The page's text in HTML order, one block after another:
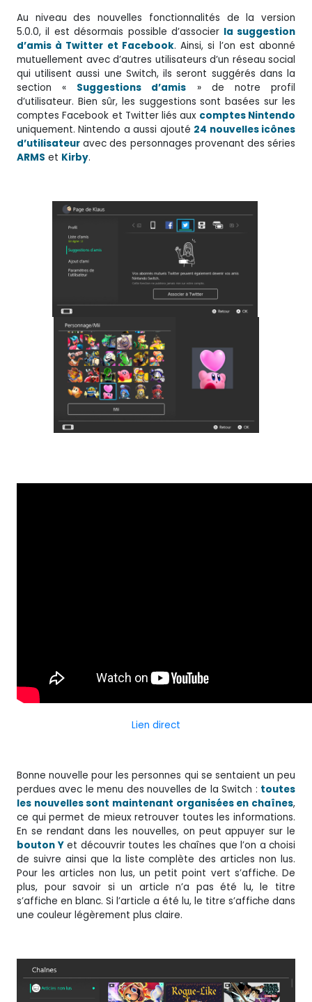
Au niveau des nouvelles fonctionnalités de la version
5.0.0, il est désormais possible d’associer la suggestion
d’amis à Twitter et Facebook. Ainsi, si l’on est abonné
mutuellement avec d’autres utilisateurs d’un réseau social
qui utilisent aussi une Switch, ils seront suggérés dans la
section « Suggestions d’amis » de notre profil
d’utilisateur. Bien sûr, les suggestions sont basées sur les
comptes Facebook et Twitter liés aux comptes Nintendo
uniquement. Nintendo a aussi ajouté 24 nouvelles icônes
d’utilisateur avec des personnages provenant des séries
ARMS et Kirby.
Lien direct
Bonne nouvelle pour les personnes qui se sentaient un peu
perdues avec le menu des nouvelles de la Switch : toutes
les nouvelles sont maintenant organisées en chaînes,
ce qui permet de mieux retrouver toutes les informations.
En se rendant dans les nouvelles, on peut appuyer sur le
bouton Yet découvrir toutes les chaînes que l’on a choisi
de suivre ainsi que la liste complète des articles non lus.
Pour les articles non lus, un petit point vert s’affiche. De
plus, pour savoir si un article n’a pas été lu, le titre
s’affiche en blanc. Si l’article a été lu, le titre s’affiche dans
une couleur légèrement plus claire.